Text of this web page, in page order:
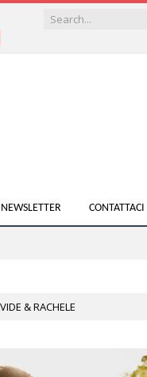
NEWSLETTER CONTATTACI
& RACHELE